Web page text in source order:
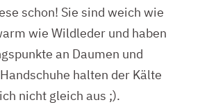
schon! Sie sind weich wie
wie Wildleder und haben
an Daumen und
halten der Kälte
nicht gleich aus ;).